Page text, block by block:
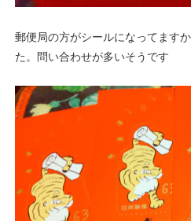
郵便局の方がシールになってます
た。問い合わせが多いそうです